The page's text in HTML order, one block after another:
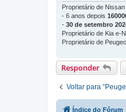
Proprietário de
- 6 anos depois
- 30 de setembro
Proprietário de Kia e-
Proprietário de
Responder
Voltar para
Índice do Fórum